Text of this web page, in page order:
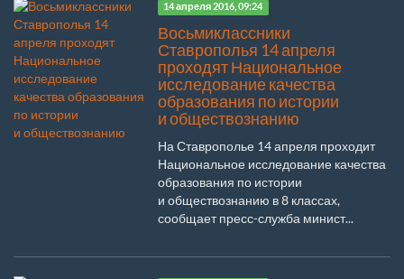
14 апреля 2016, 09:24
Восьмиклассники
Ставрополья 14 апреля
проходят Национальное
исследование качества
образования по истории
и обществознанию
На Ставрополье 14 апреля проходит
Национальное исследование качества
образования по истории
и обществознанию в 8 классах,
сообщает пресс-служба минист...